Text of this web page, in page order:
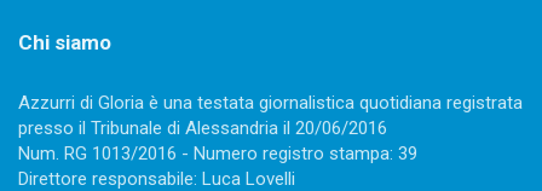
Chi siamo
Azzurri di Gloria è una testata giornalistica quotidiana registrata
presso il Tribunale di Alessandria il 20/06/2016
Num. RG 1013/2016 - Numero registro stampa: 39
Direttore responsabile: Luca Lovelli